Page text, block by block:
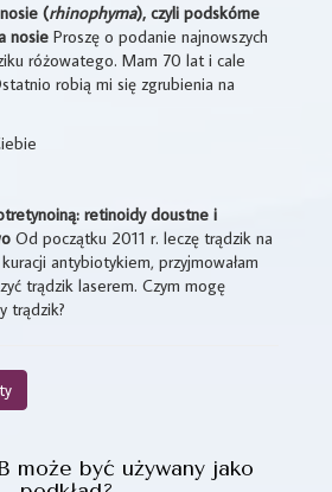
(rhinophyma), czyli podskórne
nosie Proszę o podanie najnowszych
różowatego. Mam 70 lat i cale
robią mi się zgrubienia na
retinoidy doustne i
Od początku 2011 r. leczę trądzik na
antybiotykiem, przyjmowałam
trądzik laserem. Czym mogę
trądzik?
może być używany jako